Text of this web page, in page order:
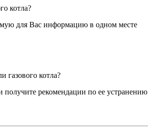
котла?
для Вас информацию в одном месте
газового котла?
получите рекомендации по ее устранению